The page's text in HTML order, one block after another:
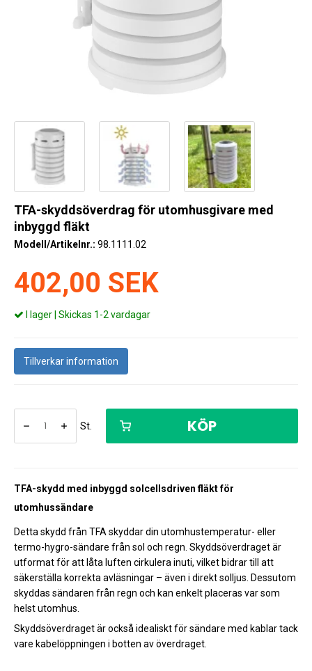
Restförsäljning
TFA-skyddsöverdrag för utomhusgivare med
inbyggd fläkt
Modell/Artikelnr.: 98.1111.02
402,00 SEK
I lager | Skickas 1-2 vardagar
Tillverkar information
St. KÖP
TFA-skydd med inbyggd solcellsdriven fläkt för
utomhussändare
Detta skydd från TFA skyddar din utomhustemperatur- eller
termo-hygro-sändare från sol och regn. Skyddsöverdraget är
utformat för att låta luften cirkulera inuti, vilket bidrar till att
säkerställa korrekta avläsningar – även i direkt solljus. Dessutom
skyddas sändaren från regn och kan enkelt placeras var som
helst utomhus.
Skyddsöverdraget är också idealiskt för sändare med kablar tack
vare kabelöppningen i botten av överdraget.